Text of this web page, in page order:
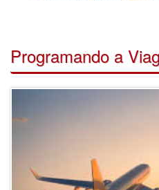
Programando a